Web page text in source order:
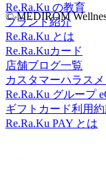
© MEDIROM
Re.Ra.Ku の教育
ブランド紹介
Re.Ra.Ku とは
Re.Ra.Kuカード
店舗ブログ一覧
カスタマーハラス
Re.Ra.Ku グループ
ギフトカード利用約
Re.Ra.Ku PAY とは